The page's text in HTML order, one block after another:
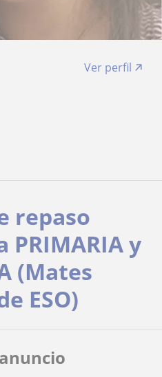
Ver perfil
repaso
PRIMARIA y
(Mates
ESO)